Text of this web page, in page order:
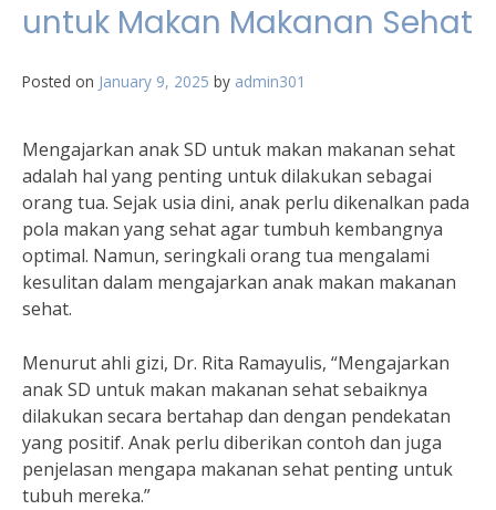
untuk Makan Makanan Sehat
Posted on January 9, 2025 by admin301
Mengajarkan anak SD untuk makan makanan sehat
adalah hal yang penting untuk dilakukan sebagai
orang tua. Sejak usia dini, anak perlu dikenalkan pada
pola makan yang sehat agar tumbuh kembangnya
optimal. Namun, seringkali orang tua mengalami
kesulitan dalam mengajarkan anak makan makanan
sehat.
Menurut ahli gizi, Dr. Rita Ramayulis, “Mengajarkan
anak SD untuk makan makanan sehat sebaiknya
dilakukan secara bertahap dan dengan pendekatan
yang positif. Anak perlu diberikan contoh dan juga
penjelasan mengapa makanan sehat penting untuk
tubuh mereka.”